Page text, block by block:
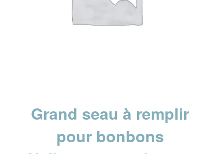
Grand seau à remplir
pour bonbons